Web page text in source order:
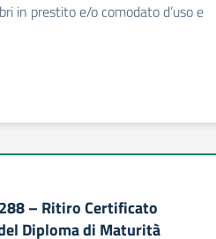
in prestito e/o comodato d’uso e
– Ritiro Certificato
Diploma di Maturità